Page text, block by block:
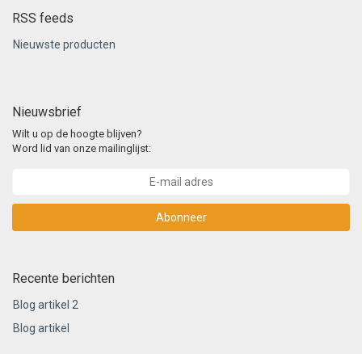
RSS feeds
Nieuwste producten
Nieuwsbrief
Wilt u op de hoogte blijven?
Word lid van onze mailinglijst:
Abonneer
Recente berichten
Blog artikel 2
Blog artikel